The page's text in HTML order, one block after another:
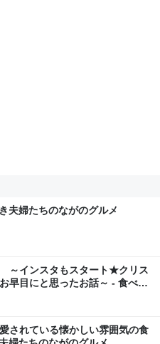
夫婦たちのながのグルメ
～インスタもスタート★クリス
早目にと思ったお話～ - 食べ歩
されている懐かしい雰囲気の食